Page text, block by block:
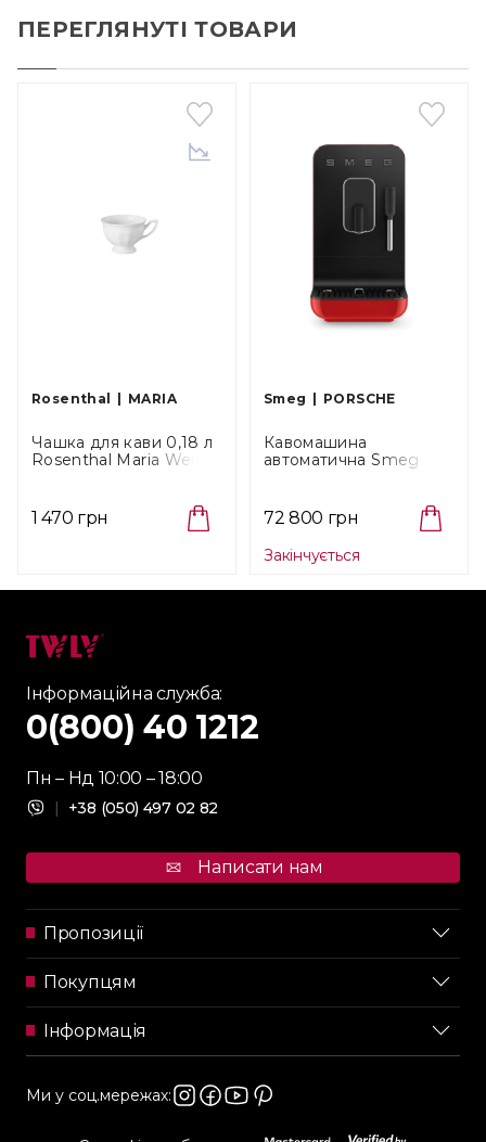
ПЕРЕГЛЯНУТІ ТОВАРИ
Rosenthal MARIA
Чашка для кави 0,18 л
Rosenthal Maria Weiss
1 470 грн
Smeg PORSCHE
Кавомашина
автоматична Smeg
(BCC12917EU)
72 800 грн
Закінчується
Інформаційна служба:
0(800) 40 1212
Пн – Нд 10:00 – 18:00
| +38 (050) 497 02 82
Написати нам
Пропозиції
Покупцям
Інформація
Ми у соц.мережах: